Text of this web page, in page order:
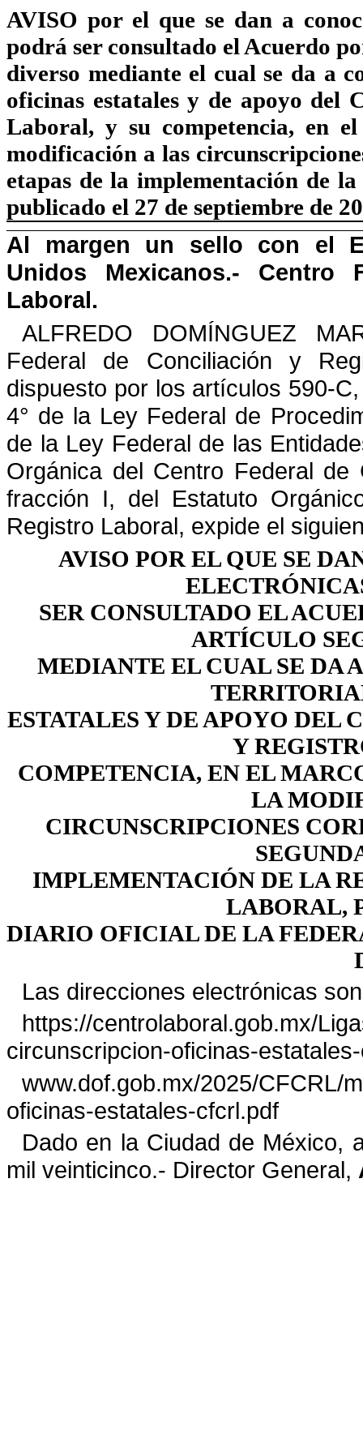
AVISO por el que se dan a
podrá ser consultado el Acuerdo
diverso mediante el cual se da a
oficinas estatales y de apoyo del
Laboral, y su competencia, en
modificación a las
etapas de la implementación de
publicado el 27 de septiembre de
Al margen un sello con el
Unidos Mexicanos.- Centro
Laboral.
ALFREDO DOMÍNGUEZ
Federal de Conciliación y
dispuesto por los artículos 590-
4° de la Ley Federal de
de la Ley Federal de las
Orgánica del Centro Federal
fracción I, del Estatuto
Registro Laboral, expide el
AVISO POR EL QUE SE
SER CONSULTADO EL
ARTÍCULO
MEDIANTE EL CUAL SE DA
ESTATALES Y DE APOYO DEL
Y
COMPETENCIA, EN EL
LA
CIRCUNSCRIPCIONES
IMPLEMENTACIÓN DE LA
LABORAL,
DIARIO OFICIAL DE LA
Las direcciones electrónicas
https://centrolaboral.gob.mx/
circunscripcion-oficinas-
www.dof.gob.mx/2025/CFCRL/
oficinas-estatales-cfcrl.pdf
Dado en la Ciudad de
mil veinticinco.- Director General,